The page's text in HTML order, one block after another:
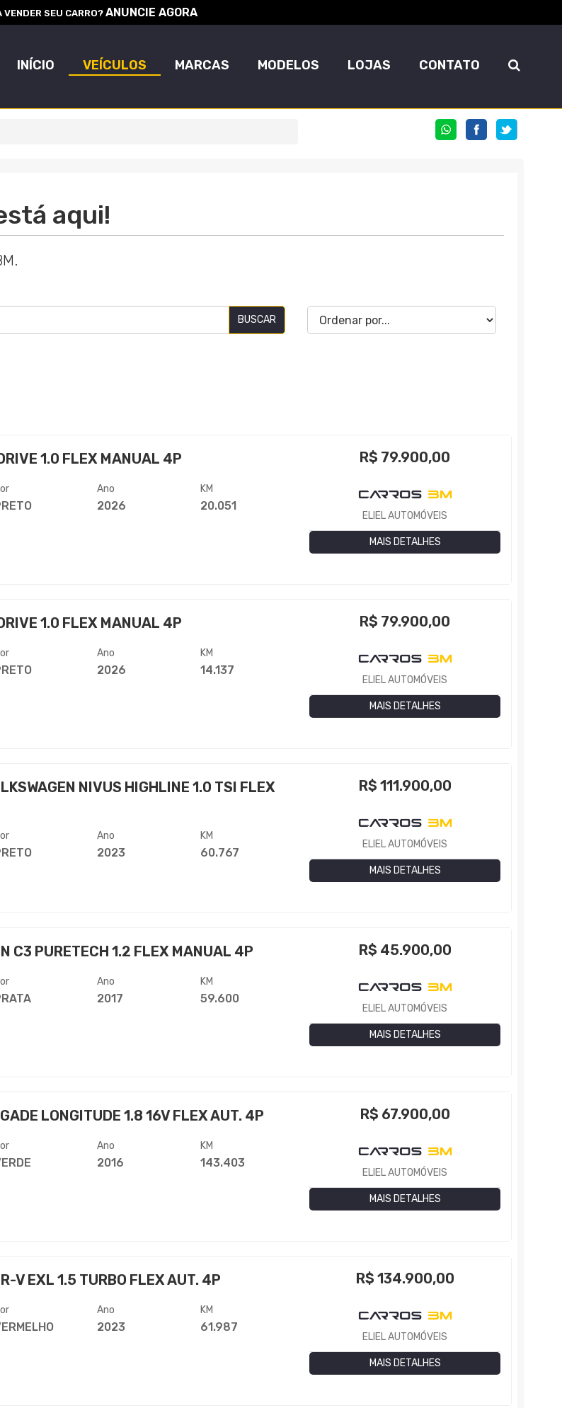
VENDER SEU CARRO? ANUNCIE AGORA
INÍCIO VEÍCULOS MARCAS MODELOS LOJAS CONTATO
aqui!
BUSCAR
1.0 FLEX MANUAL 4P
Ano
2026
KM
20.051
R$ 79.900,00
ELIEL AUTOMÓVEIS
MAIS DETALHES
1.0 FLEX MANUAL 4P
Ano
2026
KM
14.137
R$ 79.900,00
ELIEL AUTOMÓVEIS
MAIS DETALHES
NIVUS HIGHLINE 1.0 TSI FLEX
Ano
2023
KM
60.767
R$ 111.900,00
ELIEL AUTOMÓVEIS
MAIS DETALHES
C3 PURETECH 1.2 FLEX MANUAL 4P
Ano
2017
KM
59.600
R$ 45.900,00
ELIEL AUTOMÓVEIS
MAIS DETALHES
LONGITUDE 1.8 16V FLEX AUT. 4P
Ano
2016
KM
143.403
R$ 67.900,00
ELIEL AUTOMÓVEIS
MAIS DETALHES
V EXL 1.5 TURBO FLEX AUT. 4P
Ano
2023
KM
61.987
R$ 134.900,00
ELIEL AUTOMÓVEIS
MAIS DETALHES